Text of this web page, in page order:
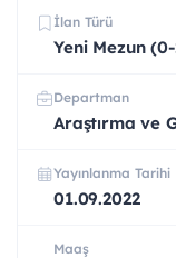
İlan Türü
Yeni Mezun (0-
Departman
Araştırma ve
Yayınlanma Tarihi
01.09.2022
Maaş